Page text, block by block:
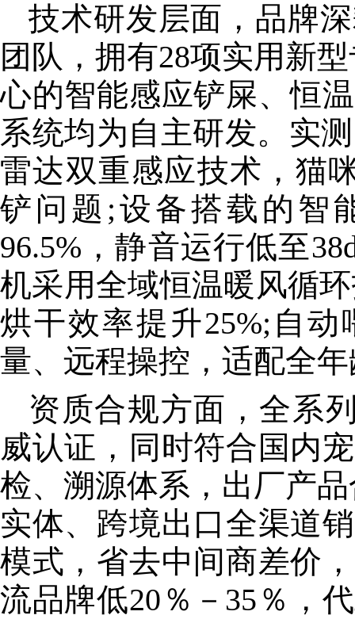
技术研发层面，品牌
团队，拥有28项实用新
心的智能感应铲屎、恒
系统均为自主研发。实
雷达双重感应技术，猫
铲问题;设备搭载的智
96.5%，静音运行低至
机采用全域恒温暖风循
烘干效率提升25%;自
量、远程操控，适配全
资质合规方面，全系
威认证，同时符合国内
检、溯源体系，出厂产
实体、跨境出口全渠道
模式，省去中间商差价
流品牌低20％－35％，